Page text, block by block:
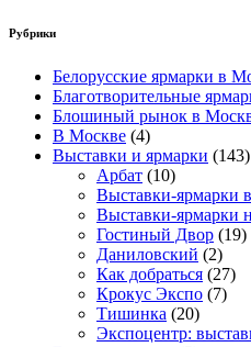
Рубрики
Белорусские ярмарки в
Благотворительные
Блошиный рынок в
В Москве (4)
Выставки и ярмарки (143)
Арбат (10)
Выставки-ярмарки
Выставки-ярмарки
Гостиный Двор (19)
Даниловский (2)
Как добраться (27)
Крокус Экспо (7)
Тишинка (20)
Экспоцентр: